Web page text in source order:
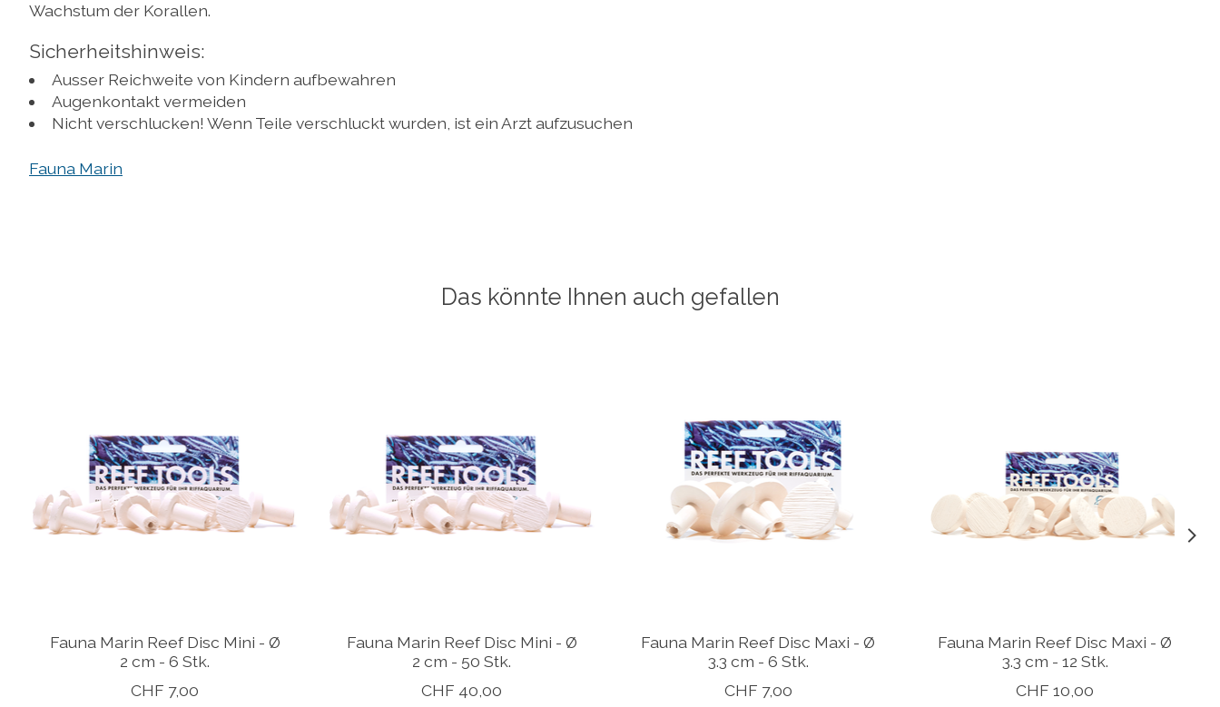
Wachstum der Korallen.
Sicherheitshinweis:
Ausser Reichweite von Kindern aufbewahren
Augenkontakt vermeiden
Nicht verschlucken! Wenn Teile verschluckt wurden, ist ein Arzt aufzusuchen
Fauna Marin
Das könnte Ihnen auch gefallen
Fauna Marin Reef Disc Mini - Ø
2 cm - 6 Stk.
CHF 7,00
Fauna Marin Reef Disc Mini - Ø
2 cm - 50 Stk.
CHF 40,00
Fauna Marin Reef Disc Maxi - Ø
3.3 cm - 6 Stk.
CHF 7,00
Fauna Marin Reef Disc Maxi - Ø
3.3 cm - 12 Stk.
CHF 10,00